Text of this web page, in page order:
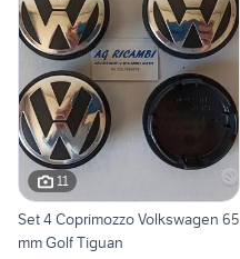
11
Set 4 Coprimozzo Volkswagen 65
mm Golf Tiguan